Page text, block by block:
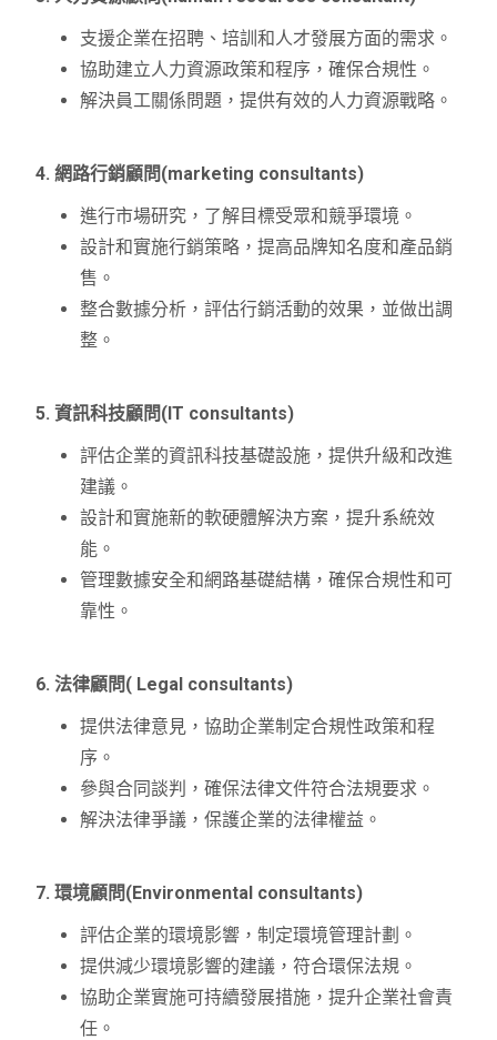
支援企業在招聘、培訓和人才發展方面的需求。
協助建立人力資源政策和程序，確保合規性。
解決員工關係問題，提供有效的人力資源戰略。
4. 網路行銷顧問(marketing consultants)
進行市場研究，了解目標受眾和競爭環境。
設計和實施行銷策略，提高品牌知名度和產品銷
售。
整合數據分析，評估行銷活動的效果，並做出調
整。
5. 資訊科技顧問(IT consultants)
評估企業的資訊科技基礎設施，提供升級和改進
建議。
設計和實施新的軟硬體解決方案，提升系統效
能。
管理數據安全和網路基礎結構，確保合規性和可
靠性。
6. 法律顧問( Legal consultants)
提供法律意見，協助企業制定合規性政策和程
序。
參與合同談判，確保法律文件符合法規要求。
解決法律爭議，保護企業的法律權益。
7. 環境顧問(Environmental consultants)
評估企業的環境影響，制定環境管理計劃。
提供減少環境影響的建議，符合環保法規。
協助企業實施可持續發展措施，提升企業社會責
任。